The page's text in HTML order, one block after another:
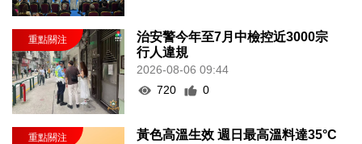
治安警今年至7月中檢控近3000宗
行人違規
2026-08-06 09:44
720
0
黃色高溫生效 週日最高溫料達35°C